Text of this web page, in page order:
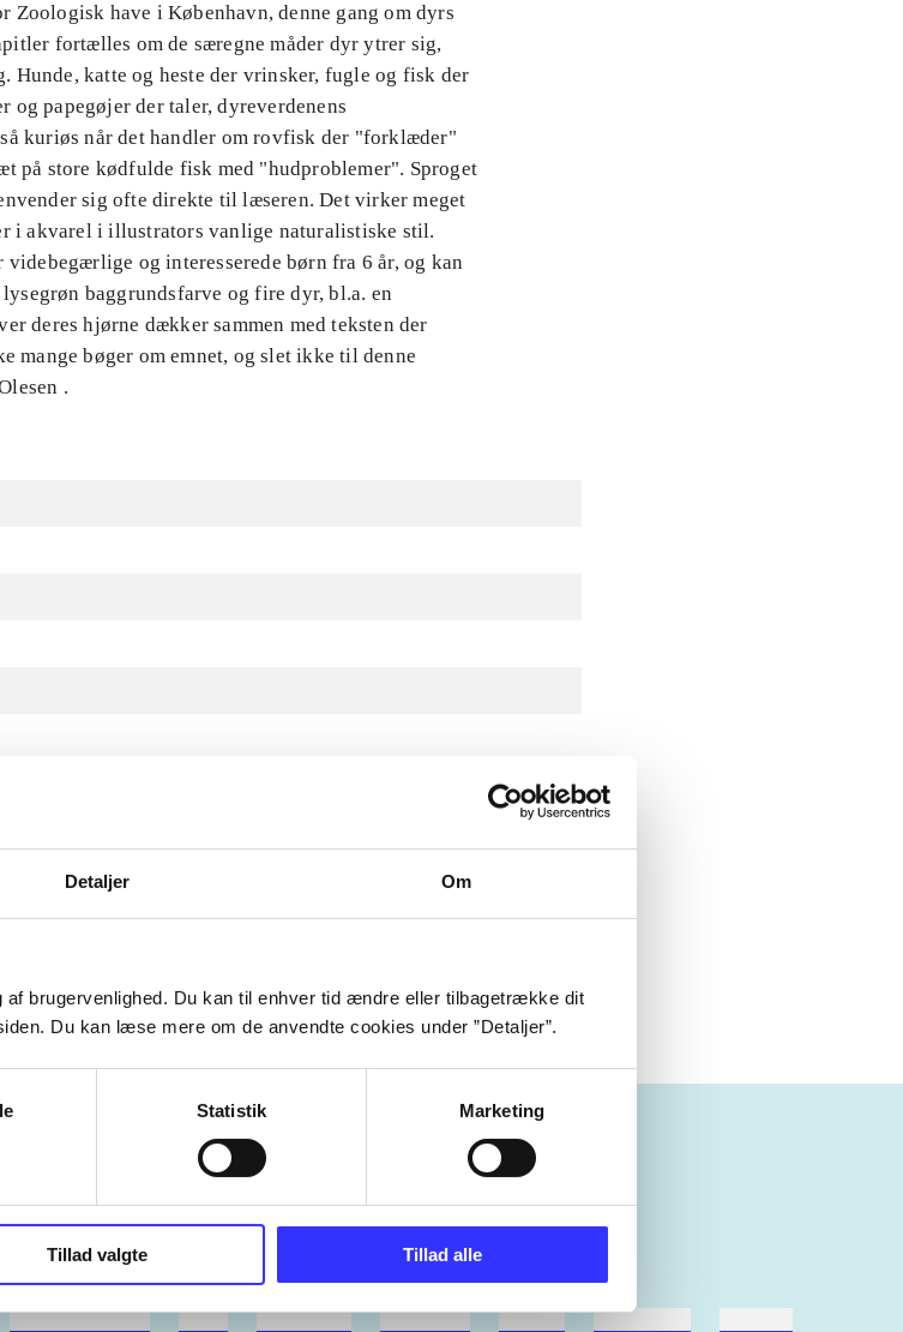
Detaljer Om
brugervenlighed. Du kan til enhver tid ændre eller tilbagetrække dit
Du kan læse mere om de anvendte cookies under ”Detaljer”.
Statistik Marketing
Tillad valgte Tillad alle
have i København, denne gang om dyrs
fortælles om de særegne måder dyr ytrer sig,
katte og heste der vrinsker, fugle og fisk der
papegøjer der taler, dyreverdenens
kuriøs når det handler om rovfisk der "forklæder"
på store kødfulde fisk med "hudproblemer". Sproget
sig ofte direkte til læseren. Det virker meget
i akvarel i illustrators vanlige naturalistiske stil.
og interesserede børn fra 6 år, og kan
baggrundsfarve og fire dyr, bl.a. en
deres hjørne dækker sammen med teksten der
mange bøger om emnet, og slet ikke til denne
.
hestesygdomme vokal sygdomme hestesport træning